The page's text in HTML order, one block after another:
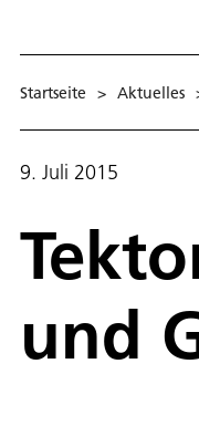
Startseite > Aktuelles
9. Juli 2015
und